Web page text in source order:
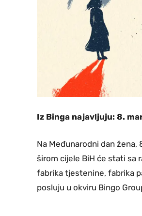
Iz Binga najavljuju: 8.
Na Međunarodni dan
širom cijele BiH će stati sa
fabrika tjestenine, fabrika
posluju u okviru Bingo